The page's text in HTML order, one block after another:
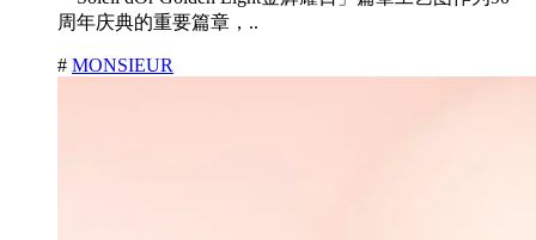
周年庆典的重要篇章，..
# MONSIEUR